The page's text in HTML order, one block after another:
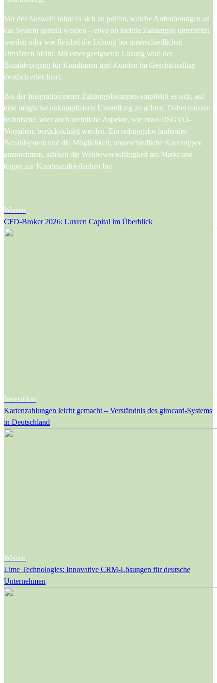
Vor der Auswahl lohnt es sich zu prüfen, welche Anforderungen an
das System gestellt werden – etwa ob mobile Zahlungen unterstützt
werden oder wie flexibel die Lösung bei unterschiedlichen
Umsätzen bleibt. Mit einer geeigneten Lösung wird der
Bezahlvorgang für Kundinnen und Kunden im Geschäftsalltag
deutlich erleichtert.
Bei der Integration neuer Zahlungslösungen empfiehlt es sich, auf
eine möglichst unkomplizierte Umstellung zu achten. Dabei müssen
technische, aber auch rechtliche Aspekte, wie etwa DSGVO-
Vorgaben, berücksichtigt werden. Ein reibungslos laufendes
Bezahlsystem und die Möglichkeit, unterschiedliche Kartentypen
anzunehmen, stärken die Wettbewerbsfähigkeit am Markt und
tragen zur Kundenzufriedenheit bei.
Wissen
CFD-Broker 2026: Luxren Capital im Überblick
Investition
Kartenzahlungen leicht gemacht – Verständnis des girocard-Systems
in Deutschland
Wissen
Lime Technologies: Innovative CRM-Lösungen für deutsche
Unternehmen